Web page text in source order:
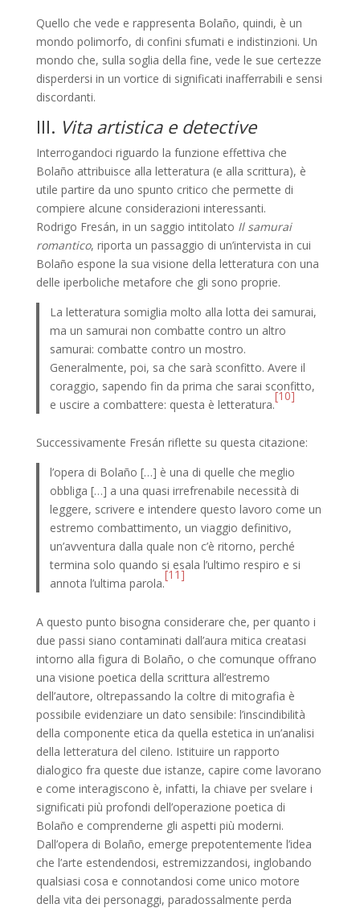
Quello che vede e rappresenta Bolaño, quindi, è un
mondo polimorfo, di confini sfumati e indistinzioni. Un
mondo che, sulla soglia della fine, vede le sue certezze
disperdersi in un vortice di significati inafferrabili e sensi
discordanti.
III. Vita artistica e detective
Interrogandoci riguardo la funzione effettiva che
Bolaño attribuisce alla letteratura (e alla scrittura), è
utile partire da uno spunto critico che permette di
compiere alcune considerazioni interessanti.
Rodrigo Fresán, in un saggio intitolato Il samurai
romantico, riporta un passaggio di un’intervista in cui
Bolaño espone la sua visione della letteratura con una
delle iperboliche metafore che gli sono proprie.
La letteratura somiglia molto alla lotta dei samurai,
ma un samurai non combatte contro un altro
samurai: combatte contro un mostro.
Generalmente, poi, sa che sarà sconfitto. Avere il
coraggio, sapendo fin da prima che sarai sconfitto,
e uscire a combattere: questa è letteratura.
[10]
Successivamente Fresán riflette su questa citazione:
l’opera di Bolaño […] è una di quelle che meglio
obbliga […] a una quasi irrefrenabile necessità di
leggere, scrivere e intendere questo lavoro come un
estremo combattimento, un viaggio definitivo,
un’avventura dalla quale non c’è ritorno, perché
termina solo quando si esala l’ultimo respiro e si
annota l’ultima parola.
[11]
A questo punto bisogna considerare che, per quanto i
due passi siano contaminati dall’aura mitica creatasi
intorno alla figura di Bolaño, o che comunque offrano
una visione poetica della scrittura all’estremo
dell’autore, oltrepassando la coltre di mitografia è
possibile evidenziare un dato sensibile: l’inscindibilità
della componente etica da quella estetica in un’analisi
della letteratura del cileno. Istituire un rapporto
dialogico fra queste due istanze, capire come lavorano
e come interagiscono è, infatti, la chiave per svelare i
significati più profondi dell’operazione poetica di
Bolaño e comprenderne gli aspetti più moderni.
Dall’opera di Bolaño, emerge prepotentemente l’idea
che l’arte estendendosi, estremizzandosi, inglobando
qualsiasi cosa e connotandosi come unico motore
della vita dei personaggi, paradossalmente perda